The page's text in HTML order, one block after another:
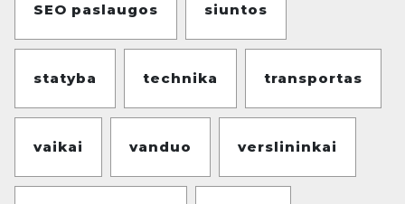
SEO paslaugos siuntos
statyba technika transportas
vaikai vanduo verslininkai